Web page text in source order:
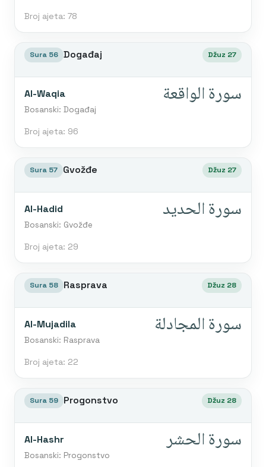
Broj ajeta: 78
Sura 56 Događaj Džuz 27
Al-Waqia
Bosanski: Događaj
سورة الواقعة
Broj ajeta: 96
Sura 57 Gvožđe Džuz 27
Al-Hadid
Bosanski: Gvožđe
سورة الحديد
Broj ajeta: 29
Sura 58 Rasprava Džuz 28
Al-Mujadila
Bosanski: Rasprava
سورة المجادلة
Broj ajeta: 22
Sura 59 Progonstvo Džuz 28
Al-Hashr
Bosanski: Progonstvo
سورة الحشر